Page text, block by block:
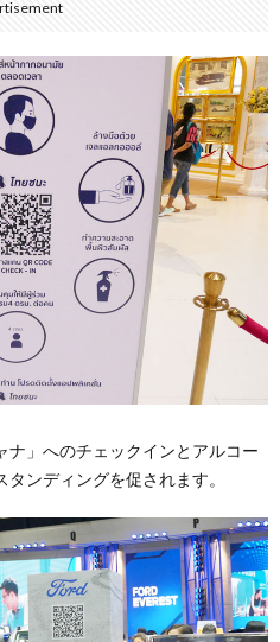
」へのチェックインとアルコー
ンディングを促されます。